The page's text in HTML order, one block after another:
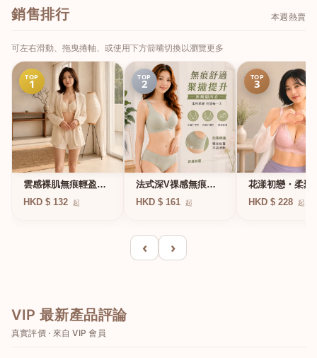
銷售排行 本週熱賣
可左右滑動、拖曳捲軸、或使用下方箭嘴切換以瀏覽更多
TOP
1
雲感裸肌無痕輕盈無
鋼圈內衣
HKD $ 132 起
TOP
2
法式深V祼感無痕果
凍軟支撐條無鋼圈內
HKD $ 161 起
TOP
3
花漾初戀・柔聚
圈蕾絲內衣
HKD $ 228 起
‹ ›
VIP 最新產品評論
真實評價 · 來自 VIP 會員